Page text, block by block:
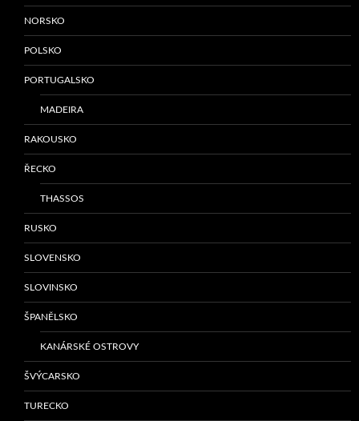
NORSKO
POLSKO
PORTUGALSKO
MADEIRA
RAKOUSKO
ŘECKO
THASSOS
RUSKO
SLOVENSKO
SLOVINSKO
ŠPANĚLSKO
KANÁRSKÉ OSTROVY
ŠVÝCARSKO
TURECKO